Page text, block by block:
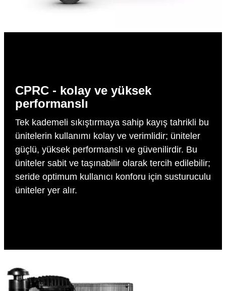
CPRC - kolay ve yüksek
performanslı
Tek kademeli sıkıştırmaya sahip kayış tahrikli bu
ünitelerin kullanımı kolay ve verimlidir; üniteler
güçlü, yüksek performanslı ve güvenilirdir. Bu
üniteler sabit ve taşınabilir olarak tercih edilebilir;
seride optimum kullanıcı konforu için susturuculu
üniteler yer alır.